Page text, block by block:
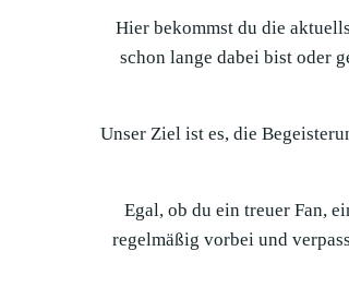
Hier bekommst du die
schon lange dabei bist oder
Unser Ziel ist es, die
Egal, ob du ein treuer Fan,
regelmäßig vorbei und